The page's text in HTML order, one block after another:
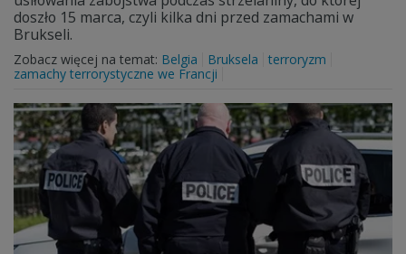
doszło 15 marca, czyli kilka dni przed zamachami w
Brukseli.
Zobacz więcej na temat: Belgia Bruksela
terroryzm
zamachy terrorystyczne we Francji